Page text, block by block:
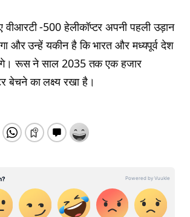
वीआरटी -500 हेलीकॉप्टर अपनी पहली उड़ान
और उन्हें यकीन है कि भारत और मध्यपूर्व देश
रूस ने साल 2035 तक एक हजार
बेचने का लक्ष्य रखा है।